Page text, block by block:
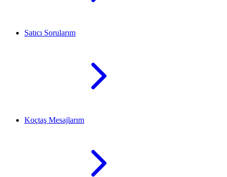
Satıcı Sorularım
Koçtaş Mesajlarım